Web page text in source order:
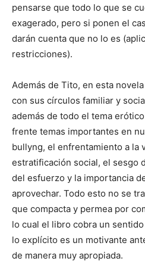
pensarse que todo lo que se
exagerado, pero si ponen el
darán cuenta que no lo es
restricciones).
Además de Tito, en esta
con sus círculos familiar y
además de todo el tema
frente temas importantes en
bullyng, el enfrentamiento a la
estratificación social, el sesgo
del esfuerzo y la importancia
aprovechar. Todo esto no se
que compacta y permea por
lo cual el libro cobra un
lo explícito es un motivante
de manera muy apropiada.